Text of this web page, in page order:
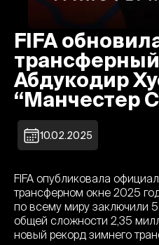
FIFA
Абдукодир
“Манчестер
10.02.2025
FIFA опубликовала
трансферном окне 2025
по всему миру заключили
общей сложности 2,35
новый рекорд зимнего